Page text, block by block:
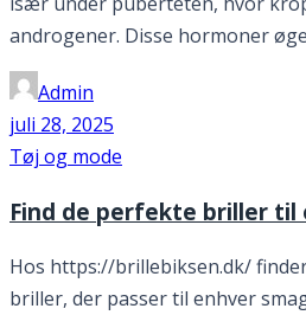
androgener. Disse hormoner
Admin
juli 28, 2025
Tøj og mode
Find de perfekte briller til
Hos https://brillebiksen.dk/
briller, der passer til enhver